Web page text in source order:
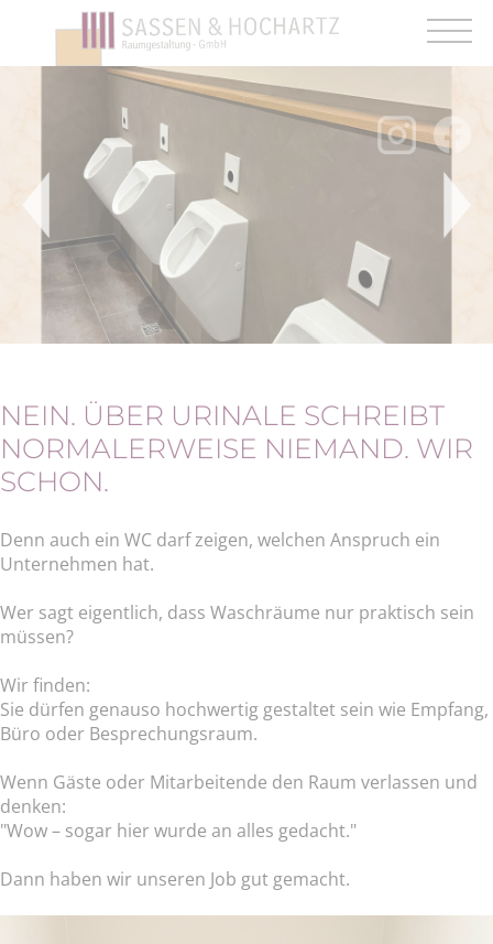
Angebote. Rabatte.
Firmennews.
Am Laufenden bleiben.
NEIN. ÜBER URINALE SCHREIBT
NORMALERWEISE NIEMAND. WIR
SCHON.
Denn auch ein WC darf zeigen, welchen Anspruch ein
Unternehmen hat.
Wer sagt eigentlich, dass Waschräume nur praktisch sein
müssen?
Wir finden:
Sie dürfen genauso hochwertig gestaltet sein wie Empfang,
Büro oder Besprechungsraum.
Wenn Gäste oder Mitarbeitende den Raum verlassen und
denken:
"Wow – sogar hier wurde an alles gedacht."
Dann haben wir unseren Job gut gemacht.